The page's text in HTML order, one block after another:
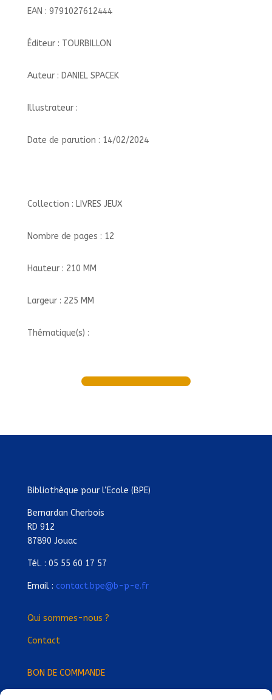
EAN : 9791027612444
Éditeur : TOURBILLON
Auteur : DANIEL SPACEK
Illustrateur :
Date de parution : 14/02/2024
Collection : LIVRES JEUX
Nombre de pages : 12
Hauteur : 210 MM
Largeur : 225 MM
Thématique(s) :
Bibliothèque pour l’Ecole (BPE)
Bernardan Cherbois
RD 912
87890 Jouac
Tél. : 05 55 60 17 57
Email : contact.bpe@b-p-e.fr
Qui sommes-nous ?
Contact
BON DE COMMANDE